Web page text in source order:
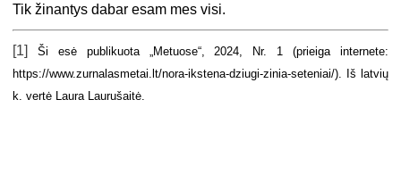
Tik žinantys dabar esam mes visi.
[1]
Ši esė publikuota „Metuose“, 2024, Nr. 1 (prieiga internete:
https://www.zurnalasmetai.lt/nora-ikstena-dziugi-zinia-seteniai/). Iš latvių
k. vertė Laura Laurušaitė.